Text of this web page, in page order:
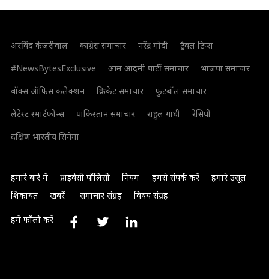
अरविंद केजरीवाल कांग्रेस समाचार नरेंद्र मोदी
ट्रैवल टिप्स
#NewsBytesExclusive
आम आदमी पार्टी समाचार
भाजपा समाचार
बॉक्स ऑफिस कलेक्शन
क्रिकेट समाचार
फुटबॉल समाचार
लेटेस्ट स्मार्टफोन्स
पाकिस्तान समाचार राहुल गांधी
रेसिपी
दक्षिण भारतीय सिनेमा
हमारे बारे में प्राइवेसी पॉलिसी नियम हमसे संपर्क करें
हमारे उसूल
शिकायत
खबरें समाचार संग्रह विषय संग्रह
हमें फॉलो करें